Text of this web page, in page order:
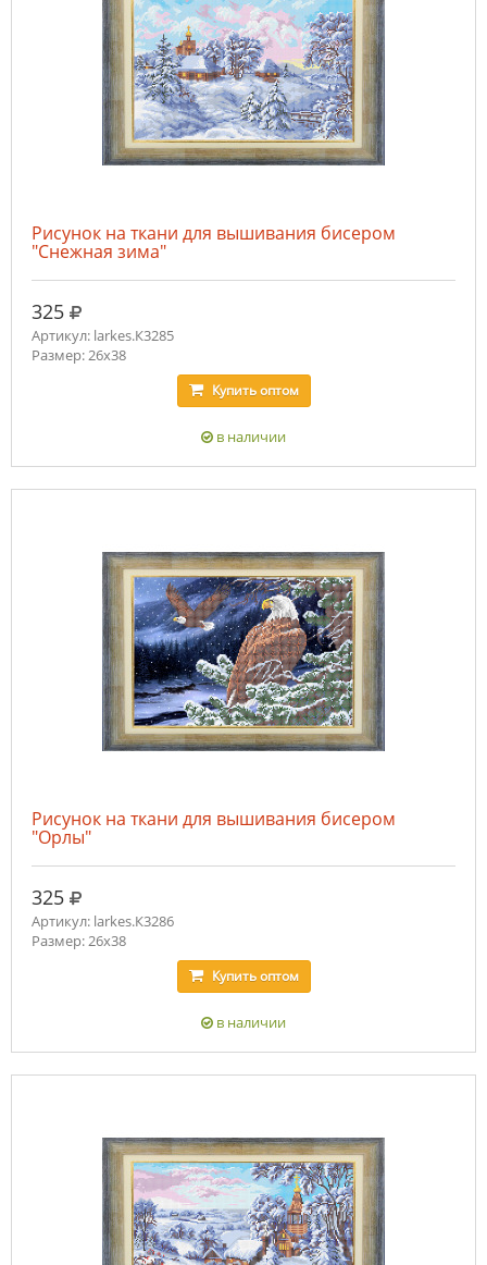
Рисунок на ткани для вышивания бисером
"Снежная зима"
325 руб.
Артикул: larkes.К3285
Размер: 26х38
Купитьоптом
в наличии
Рисунок на ткани для вышивания бисером
"Орлы"
325 руб.
Артикул: larkes.К3286
Размер: 26х38
Купитьоптом
в наличии